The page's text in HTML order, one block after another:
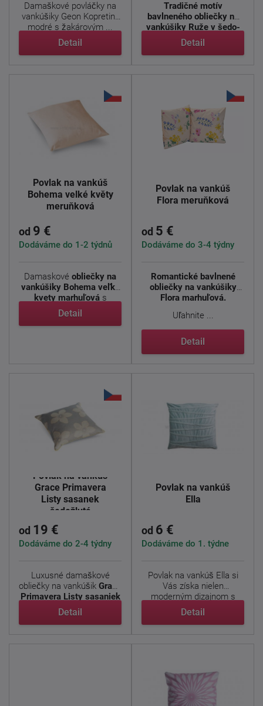
Damaškové povláčky na
vankúšiky Geon Kopretiny
modré s žakárovým ...
Detail
Tradičné motív
bavlneného obliečky na
vankúšiky Ruže v šedo-
ružovom ...
Detail
Povlak na vankúš
Bohema velké květy
meruňková
od 9 €
Dodáváme do 1-2 týdnů
Damaskové obliečky na
vankúšiky Bohema veľké
kvety marhuľovás
jemným ...
Detail
Povlak na vankúš
Flora meruňková
od 5 €
Dodáváme do 3-4 týdny
Romantické bavlnené
obliečky na vankúšiky
Flora marhuľová.
Uľahnite ...
Detail
Povlak na vankúš
Grace Primavera
Listy sasanek
šedožlutá
od 19 €
Dodáváme do 2-4 týdny
Luxusné damaškové
obliečky na vankúšik Grace
Primavera Listy sasaniek
...
Detail
Povlak na vankúš
Ella
od 6 €
Dodáváme do 1. týdne
Povlak na vankúš Ella si
Vás získa nielen
moderným dizajnom s
pruhovým ...
Detail